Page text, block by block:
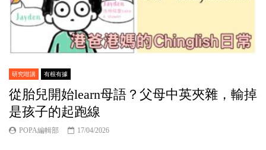
研究咁講 有根有據
從胎兒開始learn母語？父母中英夾雜，輸掉
是孩子的起跑線
POPA編輯部 17/04/2026